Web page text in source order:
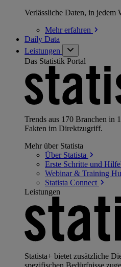
Verlässliche Daten, in jedem
Mehrerfahren
Daily Data
Leistungen
Das Statistik Portal
Trends aus 170 Branchen in
Fakten im Direktzugriff.
Mehr über Statista
Über Statista
Erste Schritte und
Webinar & Training
Statista Connect
Leistungen
Statista+ bietet zusätzliche
spezifischen Bedürfnisse